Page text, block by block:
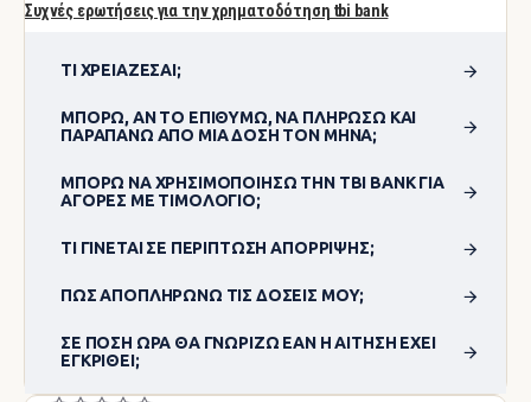
Συχνές ερωτήσεις για την χρηματοδότηση tbi bank
ΤΙ ΧΡΕΙΆΖΕΣΑΙ;
ΜΠΟΡΏ, ΑΝ ΤΟ ΕΠΙΘΥΜΏ, ΝΑ ΠΛΗΡΏΣΩ ΚΑΙ
ΠΑΡΑΠΆΝΩ ΑΠΌ ΜΊΑ ΔΌΣΗ ΤΟΝ ΜΉΝΑ;
ΜΠΟΡΏ ΝΑ ΧΡΗΣΙΜΟΠΟΊΗΣΩ ΤΗΝ TBI BANK ΓΙΑ
ΑΓΟΡΈΣ ΜΕ ΤΙΜΟΛΌΓΙΟ;
ΤΙ ΓΊΝΕΤΑΙ ΣΕ ΠΕΡΊΠΤΩΣΗ ΑΠΌΡΡΙΨΗΣ;
ΠΏΣ ΑΠΟΠΛΗΡΏΝΩ ΤΙΣ ΔΌΣΕΙΣ ΜΟΥ;
ΣΕ ΠΌΣΗ ΏΡΑ ΘΑ ΓΝΩΡΊΖΩ ΕΆΝ Η ΑΊΤΗΣΗ ΈΧΕΙ
ΕΓΚΡΙΘΕΊ;